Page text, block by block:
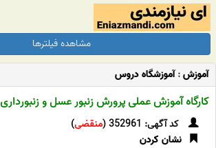
مشاهده فیلترها
آموزش:آموزشگاه دروس
کارگاه آموزش عملی پرورش زنبور عسل و زنبورداری
کد آگهی: 352961 ( منقضی)
نشان کردن